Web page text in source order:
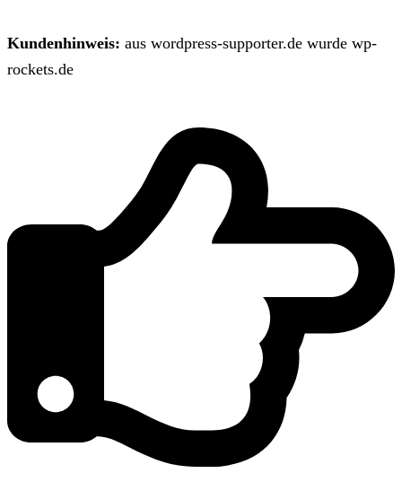
Kundenhinweis: aus wordpress-supporter.de wurde wp-
rockets.de